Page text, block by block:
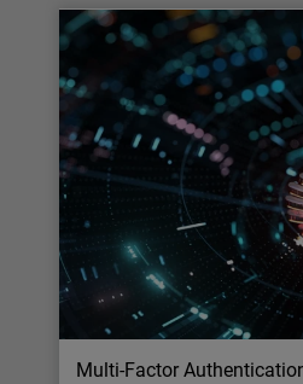
Multi-Factor